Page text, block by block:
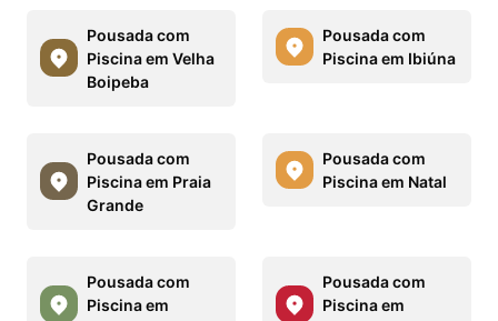
Pousada com
Piscina em Velha
Boipeba
Pousada com
Piscina em Ibiúna
Pousada com
Piscina em Praia
Grande
Pousada com
Piscina em Natal
Pousada com
Piscina em
Pousada com
Piscina em